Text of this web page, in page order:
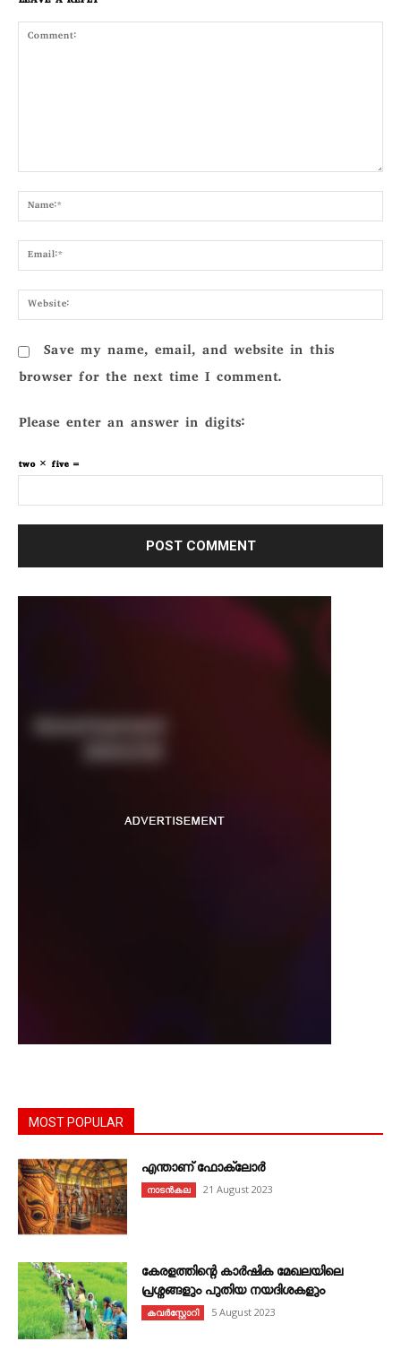
Save my name, email, and website in this
browser for the next time I comment.
Please enter an answer in digits:
two × five =
MOST POPULAR
എന്താണ്‌ ഫോക്‌ലോർ
നാടൻകല 21 August 2023
കേരളത്തിന്റെ കാർഷിക മേഖലയിലെ
പ്രശ്നങ്ങളും പുതിയ നയദിശകളും
കവര്‍സ്റ്റോറി 5 August 2023